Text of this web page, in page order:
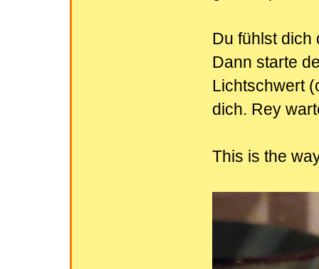
Du fühlst dich
Dann starte
Lichtschwert
dich. Rey
This is the